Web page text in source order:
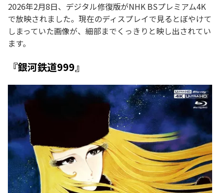
2026年2月8日、デジタル修復版がNHK BSプレミアム4K
で放映されました。現在のディスプレイで見るとぼやけて
しまっていた画像が、細部までくっきりと映し出されてい
ます。
『銀河鉄道999』